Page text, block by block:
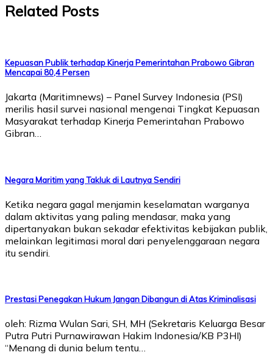
Related Posts
Kepuasan Publik terhadap Kinerja Pemerintahan Prabowo Gibran
Mencapai 80,4 Persen
Jakarta (Maritimnews) – Panel Survey Indonesia (PSI)
merilis hasil survei nasional mengenai Tingkat Kepuasan
Masyarakat terhadap Kinerja Pemerintahan Prabowo
Gibran…
Negara Maritim yang Takluk di Lautnya Sendiri
Ketika negara gagal menjamin keselamatan warganya
dalam aktivitas yang paling mendasar, maka yang
dipertanyakan bukan sekadar efektivitas kebijakan publik,
melainkan legitimasi moral dari penyelenggaraan negara
itu sendiri.
Prestasi Penegakan Hukum Jangan Dibangun di Atas Kriminalisasi
oleh: Rizma Wulan Sari, SH, MH (Sekretaris Keluarga Besar
Putra Putri Purnawirawan Hakim Indonesia/KB P3HI)
“Menang di dunia belum tentu…